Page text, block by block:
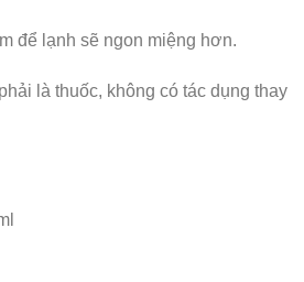
để lạnh sẽ ngon miệng hơn.
là thuốc, không có tác dụng thay